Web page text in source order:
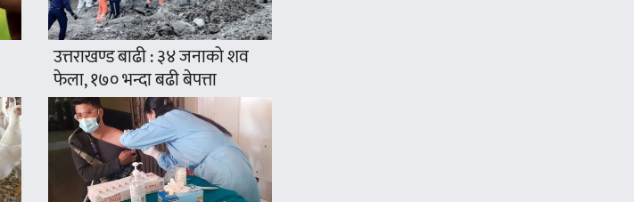
उत्तराखण्ड बाढी : ३४ जनाको शव
फेला, १७० भन्दा बढी बेपत्ता